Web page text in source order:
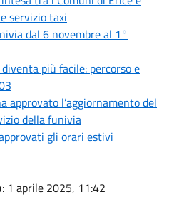
servizio taxi
dal 6 novembre al 1°
più facile: percorso e
approvato l’aggiornamento del
della funivia
gli orari estivi
: 1 aprile 2025, 11:42